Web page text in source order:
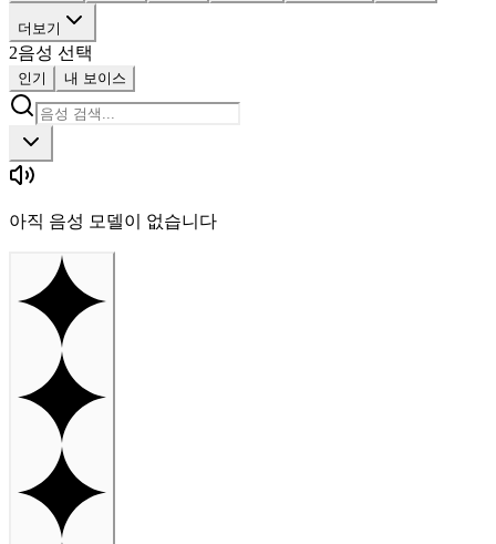
더보기
2음성 선택
인기 내 보이스
아직 음성 모델이 없습니다